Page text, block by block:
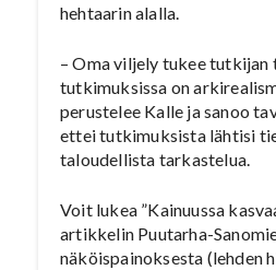
hehtaarin alalla.
– Oma viljely tukee tutkijan
tutkimuksissa on
perustelee Kalle ja sanoo
ettei tutkimuksista lähtisi
taloudellista tarkastelua.
Voit lukea ”Kainuussa
artikkelin Puutarha-
näköispainoksesta (lehden